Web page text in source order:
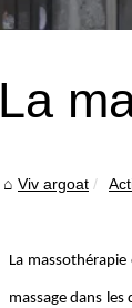
La
Viv argoat
La
massage dans